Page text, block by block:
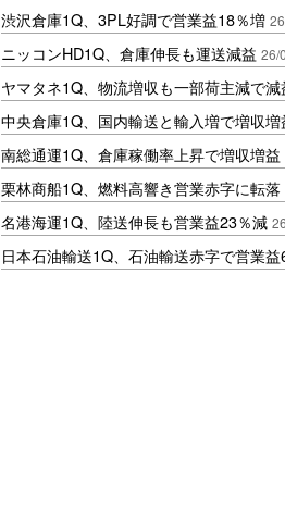
渋沢倉庫1Q、3PL好調で営業益18％増
ニッコンHD1Q、倉庫伸長も運送減益 26/
ヤマタネ1Q、物流増収も一部荷主減で減
中央倉庫1Q、国内輸送と輸入増で増収増
南総通運1Q、倉庫稼働率上昇で増収増益
栗林商船1Q、燃料高響き営業赤字に転落
名港海運1Q、陸送伸長も営業益23％減
日本石油輸送1Q、石油輸送赤字で営業